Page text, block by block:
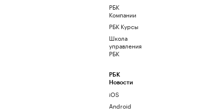
РБК
Компании
РБК Курсы
Школа
управления
РБК
РБК
Новости
iOS
Android